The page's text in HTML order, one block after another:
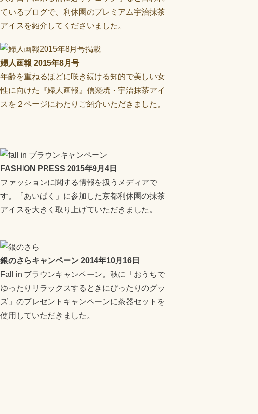
ているブログで、利休園のプレミアム宇治抹茶
アイスを紹介してくださいました。
婦人画報 2015年8月号
年齢を重ねるほどに咲き続ける知的で美しい女
性に向けた『婦人画報』信楽焼・宇治抹茶アイ
スを２ページにわたりご紹介いただきました。
FASHION PRESS 2015年9月4日
ファッションに関する情報を扱うメディアで
す。「あいぱく」に参加した京都利休園の抹茶
アイスを大きく取り上げていただきました。
銀のさらキャンペーン 2014年10月16日
Fall in ブラウンキャンペーン。秋に「おうちで
ゆったりリラックスするときにぴったりのグッ
ズ」のプレゼントキャンペーンに茶器セットを
使用していただきました。